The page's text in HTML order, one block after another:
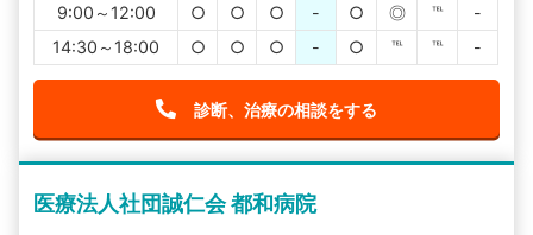
9:00～12:00
○ ○ ○ - ○ ◎ ℡
-
14:30～18:00
○ ○ ○ - ○ ℡ ℡ -
診断、治療の相談をする
医療法人社団誠仁会 都和病院